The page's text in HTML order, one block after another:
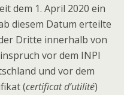
dem 1. April 2020 ein
diesem Datum erteilte
Dritte innerhalb von
vor dem INPI
und vor dem
(certificat d’utilité)